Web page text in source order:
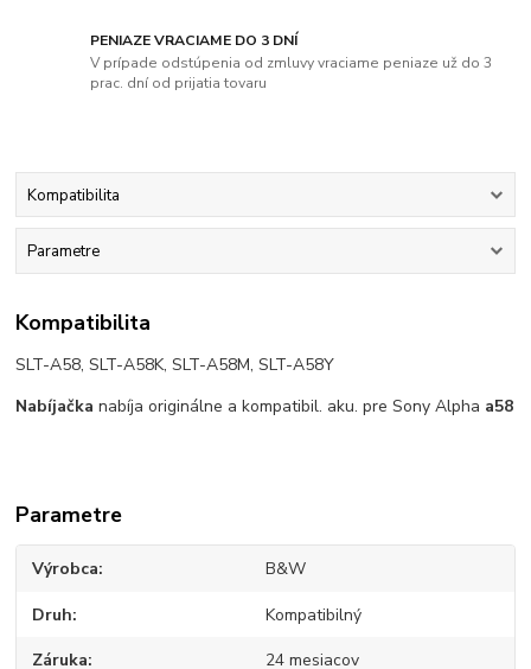
PENIAZE VRACIAME DO 3 DNÍ
V prípade odstúpenia od zmluvy vraciame peniaze už do 3
prac. dní od prijatia tovaru
Kompatibilita
Parametre
Kompatibilita
SLT-A58, SLT-A58K, SLT-A58M, SLT-A58Y
Nabíjačka nabíja originálne a kompatibil. aku. pre Sony Alpha a58
Parametre
Výrobca B&W
Druh Kompatibilný
Záruka 24 mesiacov